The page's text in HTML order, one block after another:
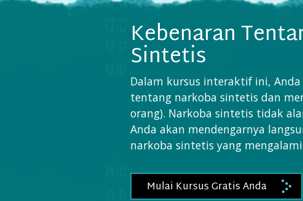
Kebenaran
Sintetis
Dalam kursus interaktif ini,
tentang narkoba sintetis dan
orang). Narkoba sintetis tidak
Anda akan mendengarnya
narkoba sintetis yang
Mulai Kursus Gratis Anda